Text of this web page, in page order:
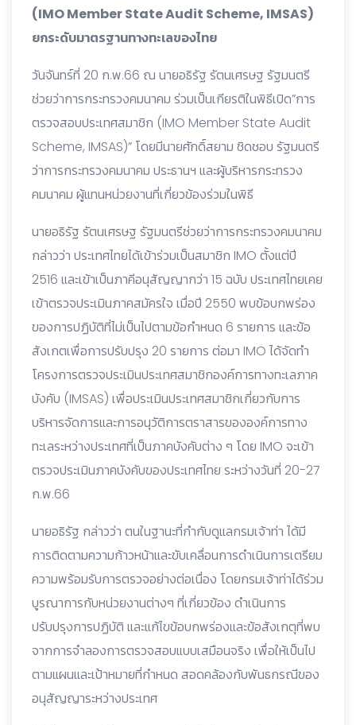
(IMO Member State Audit Scheme, IMSAS)
ยกระดับมาตรฐานทางทะเลของไทย
วันจันทร์ที่ 20 ก.พ.66 ณ นายอธิรัฐ รัตนเศรษฐ รัฐมนตรี
ช่วยว่าการกระทรวงคมนาคม ร่วมเป็นเกียรติในพิธีเปิด”การ
ตรวจสอบประเทศสมาชิก (IMO Member State Audit
Scheme, IMSAS)” โดยมีนายศักดิ์สยาม ชิดชอบ รัฐมนตรี
ว่าการกระทรวงคมนาคม ประธานฯ และผู้บริหารกระทรวง
คมนาคม ผู้แทนหน่วยงานที่เกี่ยวข้องร่วมในพิธี
นายอธิรัฐ รัตนเศรษฐ รัฐมนตรีช่วยว่าการกระทรวงคมนาคม
กล่าวว่า ประเทศไทยได้เข้าร่วมเป็นสมาชิก IMO ตั้งแต่ปี
2516 และเข้าเป็นภาคีอนุสัญญากว่า 15 ฉบับ ประเทศไทยเคย
เข้าตรวจประเมินภาคสมัครใจ เมื่อปี 2550 พบข้อบกพร่อง
ของการปฏิบัติที่ไม่เป็นไปตามข้อกำหนด 6 รายการ และข้อ
สังเกตเพื่อการปรับปรุง 20 รายการ ต่อมา IMO ได้จัดทำ
โครงการตรวจประเมินประเทศสมาชิกองค์การทางทะเลภาค
บังคับ (IMSAS) เพื่อประเมินประเทศสมาชิกเกี่ยวกับการ
บริหารจัดการและการอนุวัติการตราสารขององค์การทาง
ทะเลระหว่างประเทศที่เป็นภาคบังคับต่าง ๆ โดย IMO จะเข้า
ตรวจประเมินภาคบังคับของประเทศไทย ระหว่างวันที่ 20-27
ก.พ.66
นายอธิรัฐ กล่าวว่า ตนในฐานะที่กำกับดูแลกรมเจ้าท่า ได้มี
การติดตามความก้าวหน้าและขับเคลื่อนการดำเนินการเตรียม
ความพร้อมรับการตรวจอย่างต่อเนื่อง โดยกรมเจ้าท่าได้ร่วม
บูรณาการกับหน่วยงานต่างๆ ที่เกี่ยวข้อง ดำเนินการ
ปรับปรุงการปฏิบัติ และแก้ไขข้อบกพร่องและข้อสังเกตุที่พบ
จากการจำลองการตรวจสอบแบบเสมือนจริง เพื่อให้เป็นไป
ตามแผนและเป้าหมายที่กำหนด สอดคล้องกับพันธกรณีของ
อนุสัญญาระหว่างประเทศ